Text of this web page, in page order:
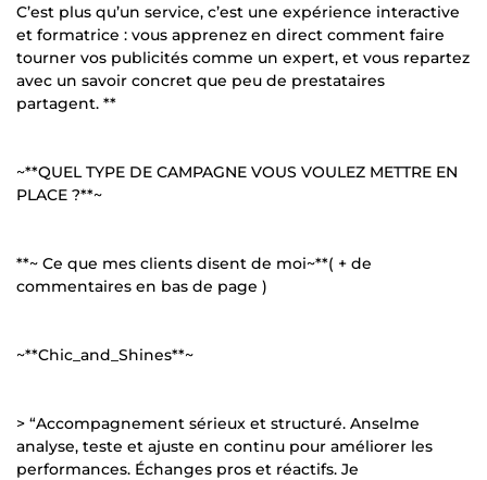
C’est plus qu’un service, c’est une expérience interactive
et formatrice : vous apprenez en direct comment faire
tourner vos publicités comme un expert, et vous repartez
avec un savoir concret que peu de prestataires
partagent. **
~**QUEL TYPE DE CAMPAGNE VOUS VOULEZ METTRE EN
PLACE ?**~
**~ Ce que mes clients disent de moi~**( + de
commentaires en bas de page )
~**Chic_and_Shines**~
> “Accompagnement sérieux et structuré. Anselme
analyse, teste et ajuste en continu pour améliorer les
performances. Échanges pros et réactifs. Je